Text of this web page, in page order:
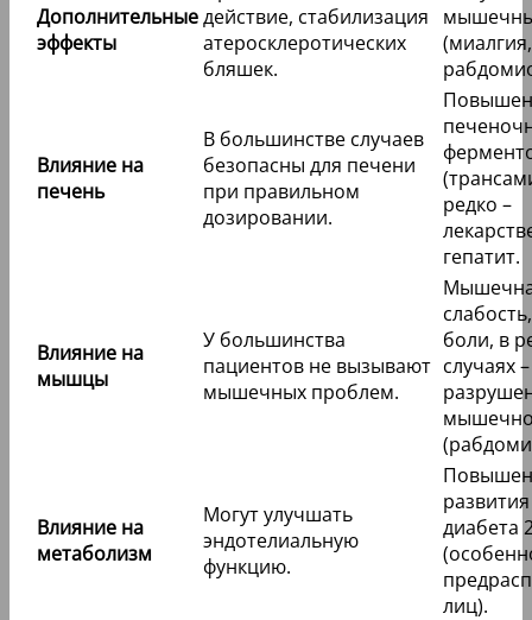
Дополнительные
эффекты
действие, стабилизация
атеросклеротических
бляшек.
Влияние на
печень
В большинстве случаев
безопасны для печени
при правильном
дозировании.
редко –
гепатит.
Влияние на
мышцы
У большинства
пациентов не вызывают
мышечных проблем.
боли, в
случаях –
Влияние на
метаболизм
Могут улучшать
эндотелиальную
функцию.
диабета
лиц).